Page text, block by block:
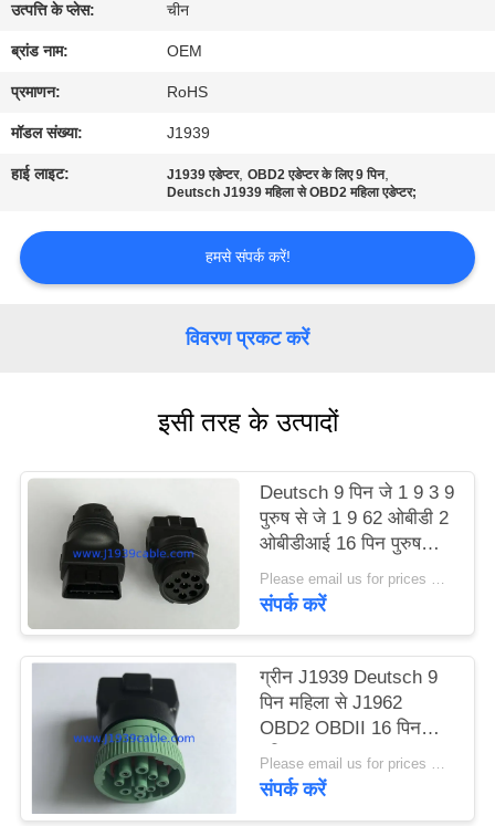
नियंत्रण
संपर्क
करें
उद्धरण
की
उत्पत्ति के प्लेस: चीन
ब्रांड नाम: OEM
प्रमाणन: RoHS
मॉडल संख्या: J1939
हाई लाइट: J1939 एडेप्टर,OBD2 एडेप्टर के लिए 9 पिन,
Deutsch J1939 महिला से OBD2 महिला एडेप्टर;
हमसे संपर्क करें!
विवरण प्रकट करें
इसी तरह के उत्पादों
Deutsch 9 पिन जे 1 9 3 9
पुरुष से जे 1 9 62 ओबीडी 2
ओबीडीआई 16 पिन पुरुष
एडाप्टर
Please email us for prices MOQ:100 पीसी
संपर्क करें
ग्रीन J1939 Deutsch 9
पिन महिला से J1962
OBD2 OBDII 16 पिन
महिला एडाप्टर
Please email us for prices MOQ:100 पीसी
संपर्क करें